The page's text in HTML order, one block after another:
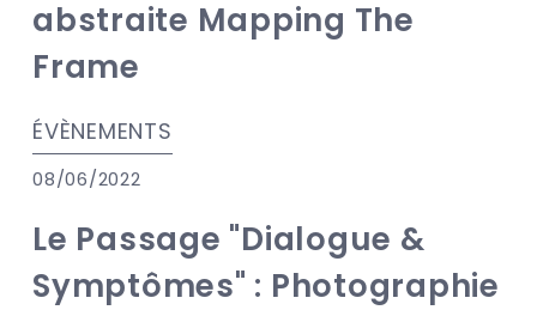
abstraite Mapping The
Frame
ÉVÈNEMENTS
08/06/2022
Le Passage "Dialogue &
Symptômes" : Photographie